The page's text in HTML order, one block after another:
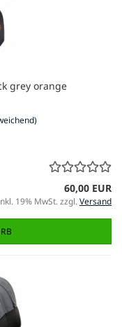
grey orange
60,00 EUR
19% MwSt. zzgl.Versand